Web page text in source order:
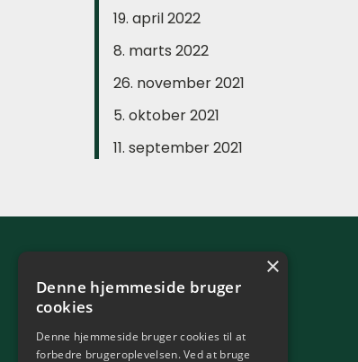
19. april 2022
8. marts 2022
26. november 2021
5. oktober 2021
11. september 2021
×
Denne hjemmeside bruger
cookies
Denne hjemmeside bruger cookies til at
forbedre brugeroplevelsen. Ved at bruge